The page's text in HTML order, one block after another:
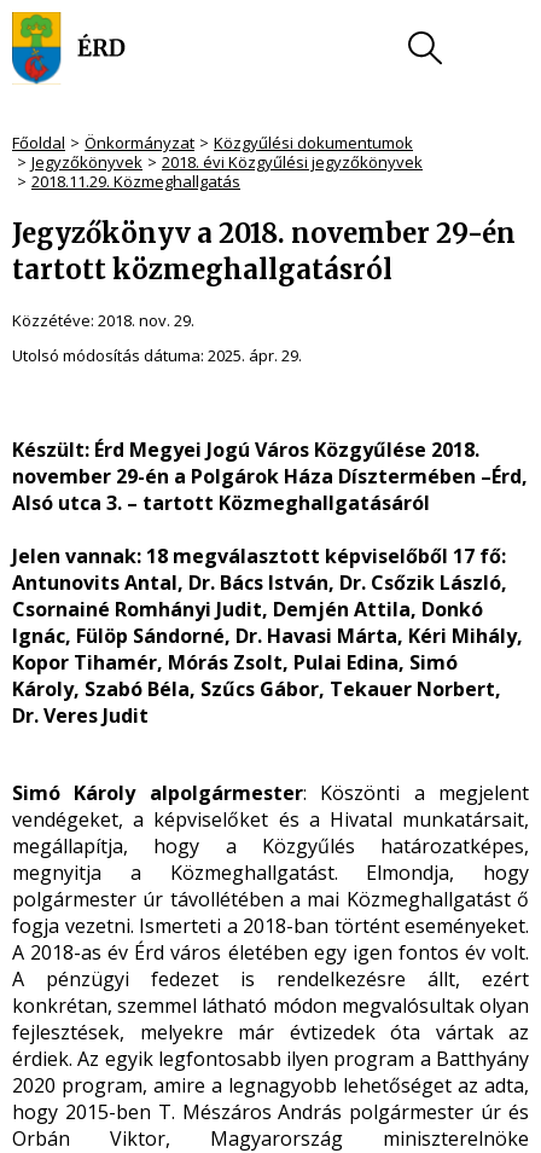
Főoldal Önkormányzat
Közgyűlési dokumentumok
Jegyzőkönyvek
2018. évi Közgyűlési jegyzőkönyvek
2018.11.29. Közmeghallgatás
Jegyzőkönyv a 2018. november 29-én
tartott közmeghallgatásról
Közzétéve: 2018. nov. 29.
Utolsó módosítás dátuma: 2025. ápr. 29.
Készült: Érd Megyei Jogú Város Közgyűlése 2018.
november 29-én a Polgárok Háza Dísztermében –Érd,
Alsó utca 3. – tartott Közmeghallgatásáról
Jelen vannak: 18 megválasztott képviselőből 17 fő:
Antunovits Antal, Dr. Bács István, Dr. Csőzik László,
Csornainé Romhányi Judit, Demjén Attila, Donkó
Ignác, Fülöp Sándorné, Dr. Havasi Márta, Kéri Mihály,
Kopor Tihamér, Mórás Zsolt, Pulai Edina, Simó
Károly, Szabó Béla, Szűcs Gábor, Tekauer Norbert,
Dr. Veres Judit
Simó Károly alpolgármester: Köszönti a megjelent
vendégeket, a képviselőket és a Hivatal munkatársait,
megállapítja, hogy a Közgyűlés határozatképes,
megnyitja a Közmeghallgatást. Elmondja, hogy
polgármester úr távollétében a mai Közmeghallgatást ő
fogja vezetni. Ismerteti a 2018-ban történt eseményeket.
A 2018-as év Érd város életében egy igen fontos év volt.
A pénzügyi fedezet is rendelkezésre állt, ezért
konkrétan, szemmel látható módon megvalósultak olyan
fejlesztések, melyekre már évtizedek óta vártak az
érdiek. Az egyik legfontosabb ilyen program a Batthyány
2020 program, amire a legnagyobb lehetőséget az adta,
hogy 2015-ben T. Mészáros András polgármester úr és
Orbán Viktor, Magyarország miniszterelnöke